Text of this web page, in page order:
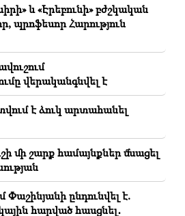
ՀՀ Կառավարությունը
դեր խաղալ
գործում.
է շարունակել
կոնցեսիոն
ՌԴ շուկա
սահմանափակումները
Մատվիենկոյին
և «Էրեբունի» բժշկական
պրոֆեսոր Հարություն
վերականգնվել է
է ձուկ արտահանել
մի շարք համայնքներ մնացել
Փաշինյանի ընդունվել է.
հարված հասցնել․